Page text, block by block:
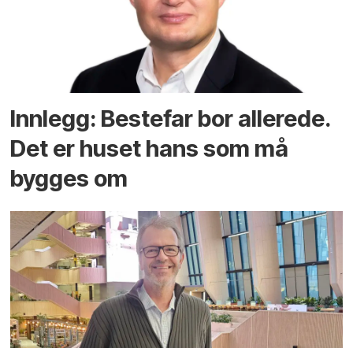
Innlegg: Bestefar bor allerede.
Det er huset hans som må
bygges om